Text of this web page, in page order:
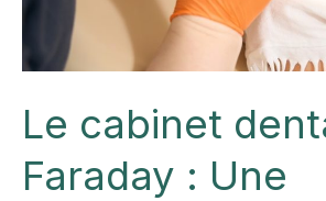
Le cabinet
Faraday : Une